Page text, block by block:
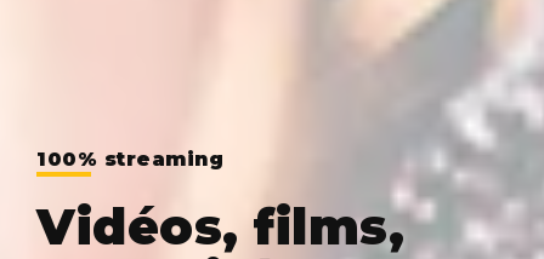
100% streaming
Vidéos, films,